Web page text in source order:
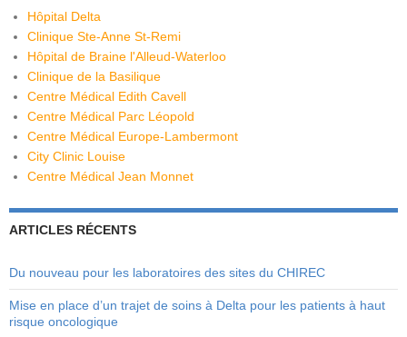
Hôpital Delta
Clinique Ste-Anne St-Remi
Hôpital de Braine l'Alleud-Waterloo
Clinique de la Basilique
Centre Médical Edith Cavell
Centre Médical Parc Léopold
Centre Médical Europe-Lambermont
City Clinic Louise
Centre Médical Jean Monnet
ARTICLES RÉCENTS
Du nouveau pour les laboratoires des sites du CHIREC
Mise en place d’un trajet de soins à Delta pour les patients à haut
risque oncologique